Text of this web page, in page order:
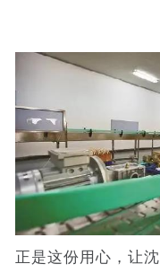
正是这份用心，让